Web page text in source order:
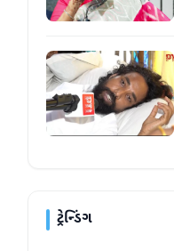
ટ્રેન્ડિંગ